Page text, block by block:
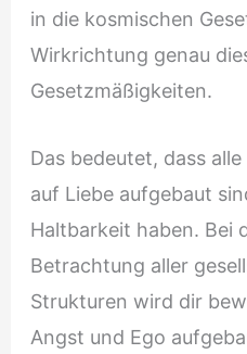
in die kosmischen
Wirkrichtung genau
Gesetzmäßigkeiten.
Das bedeutet, dass
auf Liebe aufgebaut
Haltbarkeit haben. Bei
Betrachtung aller
Strukturen wird dir
Angst und Ego